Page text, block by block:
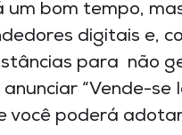
um bom tempo,
digitais e,
para não
“Vende-
você poderá